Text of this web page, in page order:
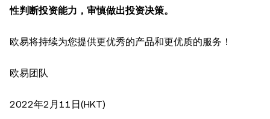
性判断投资能力，审慎做出投资决策。
欧易将持续为您提供更优秀的产品和更优质的服务！
欧易团队
2022年2月11日(HKT)